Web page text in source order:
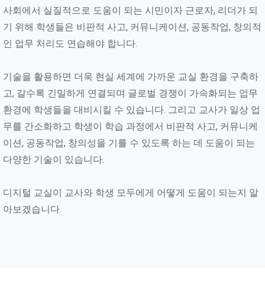
사회에서 실질적으로 도움이 되는 시민이자 근로자, 리더가 되
기 위해 학생들은 비판적 사고, 커뮤니케이션, 공동작업, 창의적
인 업무 처리도 연습해야 합니다.
기술을 활용하면 더욱 현실 세계에 가까운 교실 환경을 구축하
고, 갈수록 긴밀하게 연결되며 글로벌 경쟁이 가속화되는 업무
환경에 학생들을 대비시킬 수 있습니다. 그리고 교사가 일상 업
무를 간소화하고 학생이 학습 과정에서 비판적 사고, 커뮤니케
이션, 공동작업, 창의성을 기를 수 있도록 하는 데 도움이 되는
다양한 기술이 있습니다.
디지털 교실이 교사와 학생 모두에게 어떻게 도움이 되는지 알
아보겠습니다.